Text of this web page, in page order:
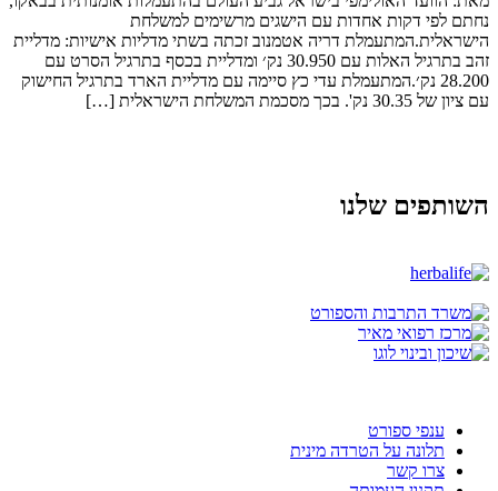
נחתם לפי דקות אחדות עם הישגים מרשימים למשלחת
הישראלית.המתעמלת דריה אטמנוב זכתה בשתי מדליות אישיות: מדליית
זהב בתרגיל האלות עם 30.950 נק׳ ומדליית בכסף בתרגיל הסרט עם
28.200 נק׳.המתעמלת עדי כץ סיימה עם מדליית הארד בתרגיל החישוק
עם ציון של 30.35 נק'. בכך מסכמת המשלחת הישראלית […]
השותפים שלנו
ענפי ספורט
תלונה על הטרדה מינית
צרו קשר